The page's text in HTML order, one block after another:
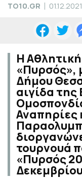
TO10.GR
Η
«Πυρσός»,
Δήμου
αιγίδα
Αναπηρίες
τουρνουά
«Πυρσός